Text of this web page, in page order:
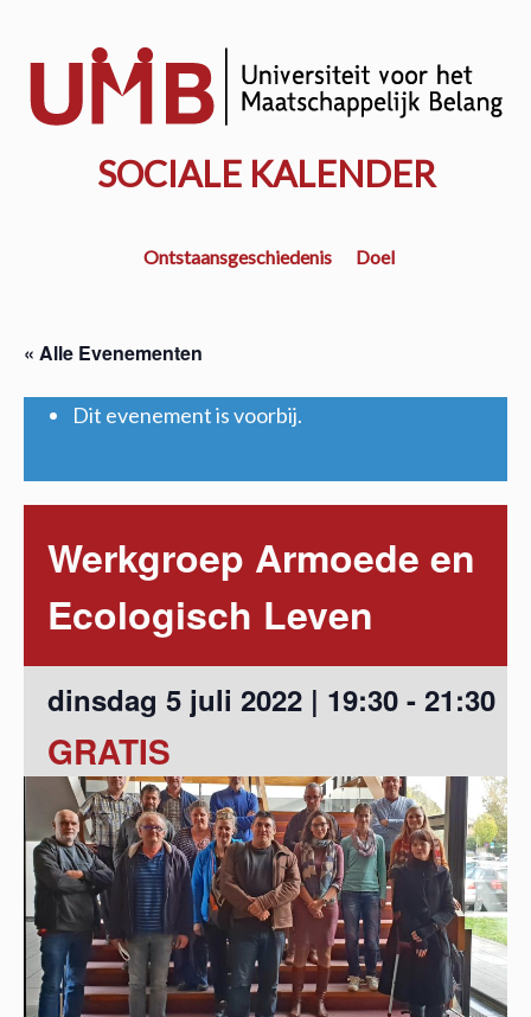
hoofd
SOCIALE KALENDER
Ontstaansgeschiedenis Doel
« Alle Evenementen
Dit evenement is voorbij.
Werkgroep Armoede en
Ecologisch Leven
dinsdag 5 juli 2022 | 19:30 - 21:30
GRATIS